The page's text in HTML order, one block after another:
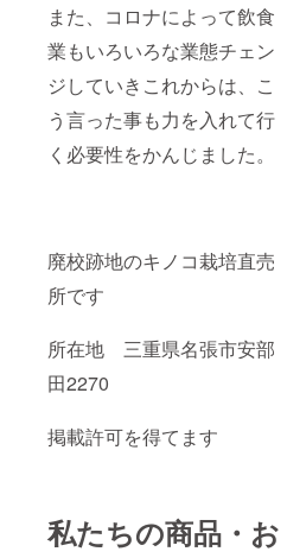
また、コロナによって飲食
業もいろいろな業態チェン
ジしていきこれからは、こ
う言った事も力を入れて行
く必要性をかんじました。
廃校跡地のキノコ栽培直売
所です
所在地 三重県名張市安部
田2270
掲載許可を得てます
私たちの商品・お